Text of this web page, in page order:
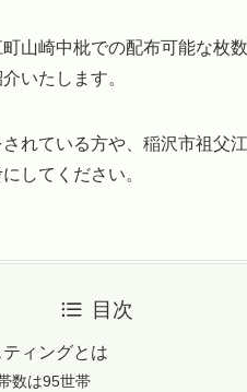
山崎中枇での配布可能な枚
いたします。
れている方や、稲沢市祖父
してください。
目次
ィングとは
数は95世帯